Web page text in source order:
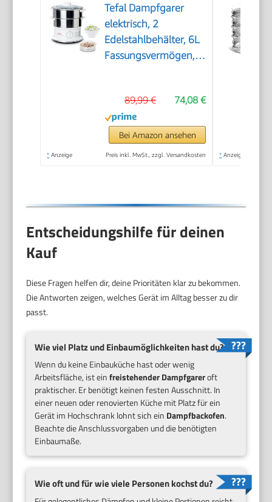
Tefal Dampfgarer
elektrisch, 2
Edelstahlbehälter, 6L
Fassungsvermögen,
Timer und
automatische
Abschaltung, 900W,
weiß, VC1451
74,08 €
89,99 €
Bei Amazon ansehen
* Anzeige Preis inkl. MwSt., zzgl. Versandkosten * Anzeige
Entscheidungshilfe für deinen
Kauf
Diese Fragen helfen dir, deine Prioritäten klar zu bekommen.
Die Antworten zeigen, welches Gerät im Alltag besser zu dir
passt.
Wie viel Platz und Einbaumöglichkeiten hast du?
Wenn du keine Einbauküche hast oder wenig
Arbeitsfläche, ist einfreistehender Dampfgareroft
praktischer. Er benötigt keinen festen Ausschnitt. In
einer neuen oder renovierten Küche mit Platz für ein
Gerät im Hochschrank lohnt sich ein Dampfbackofen.
Beachte die Anschlussvorgaben und die benötigten
Einbaumaße.
Wie oft und für wie viele Personen kochst du?